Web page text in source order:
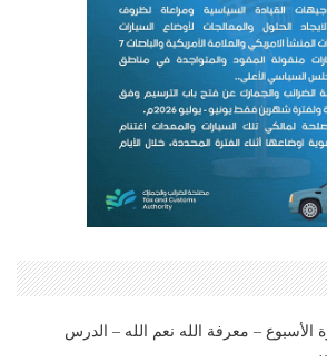
الأسبوع – معرفة الله نعم الله – الدرس